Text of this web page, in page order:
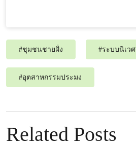
#ชุมชนชายฝั่ง #ระบบนิเวศ
#อุตสาหกรรมประมง
Related Posts